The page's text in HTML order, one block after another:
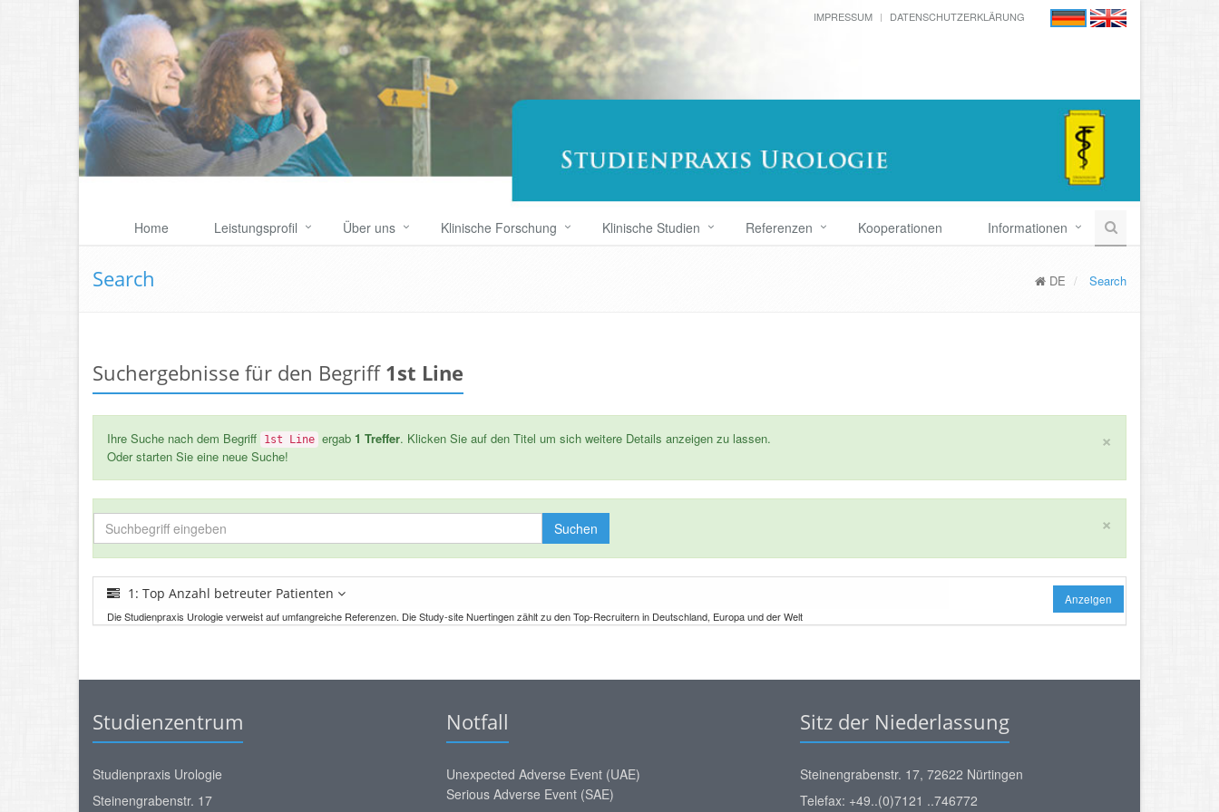
IMPRESSUM DATENSCHUTZERKLÄRUNG
Home Leistungsprofil Über uns Klinische Forschung Klinische Studien Referenzen Kooperationen Informationen
Search DE Search
Suchergebnisse für den Begriff 1st Line
×
Ihre Suche nach dem Begriff 1st Line ergab 1 Treffer. Klicken Sie auf den Titel um sich weitere Details anzeigen zu lassen.
Oder starten Sie eine neue Suche!
×
Suchen
1: Top Anzahl betreuter Patienten
Die Studienpraxis Urologie verweist auf umfangreiche Referenzen. Die Study-site Nuertingen zählt zu den Top-Recruitern in Deutschland, Europa und der Welt
Anzeigen
Studienzentrum
Studienpraxis Urologie
Steinengrabenstr. 17
Notfall
Unexpected Adverse Event (UAE)
Serious Adverse Event (SAE)
Sitz der Niederlassung
Steinengrabenstr. 17, 72622 Nürtingen
Telefax: +49..(0)7121 ..746772